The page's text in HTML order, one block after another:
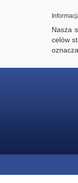
Nasza
celów